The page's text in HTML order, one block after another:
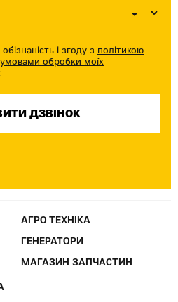
і згоду з політикою
умовами обробки моїх
АГРО ТЕХНІКА
ГЕНЕРАТОРИ
МАГАЗИН ЗАПЧАСТИН